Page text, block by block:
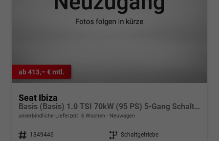
ab 413,– € mtl.
Seat Ibiza
Basis (Basis) 1.0 TSI 70kW (95 PS) 5-Gang Schaltgetriebe
unverbindliche Lieferzeit: 6 Wochen Neuwagen
Fahrzeugnr. 1349446 Getriebe Schaltgetriebe